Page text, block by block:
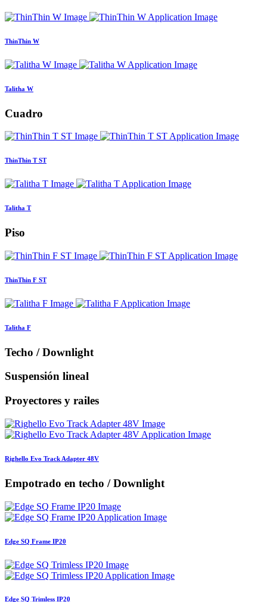
ThinThin W
Talitha W
Cuadro
ThinThin T ST
Talitha T
Piso
ThinThin F ST
Talitha F
Techo / Downlight
Suspensión lineal
Proyectores y railes
Righello Evo Track Adapter 48V
Empotrado en techo / Downlight
Edge SQ Frame IP20
Edge SQ Trimless IP20